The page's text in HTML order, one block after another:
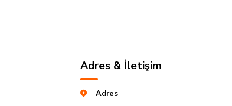
Adres & İletişim
Adres